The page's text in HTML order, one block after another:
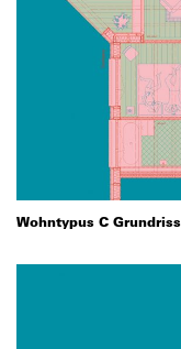
Wohntypus C Grundriss